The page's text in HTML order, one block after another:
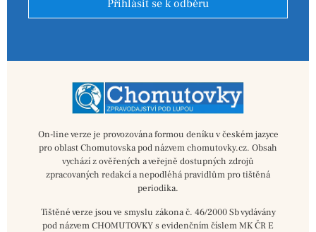
Přihlásit se k odběru
On-line verze je provozována formou deníku v českém jazyce
pro oblast Chomutovska pod názvem chomutovky.cz. Obsah
vychází z ověřených a veřejně dostupných zdrojů
zpracovaných redakcí a nepodléhá pravidlům pro tištěná
periodika.
Tištěné verze jsou ve smyslu zákona č. 46/2000 Sb vydávány
pod názvem CHOMUTOVKY s evidenčním číslem MK ČR E